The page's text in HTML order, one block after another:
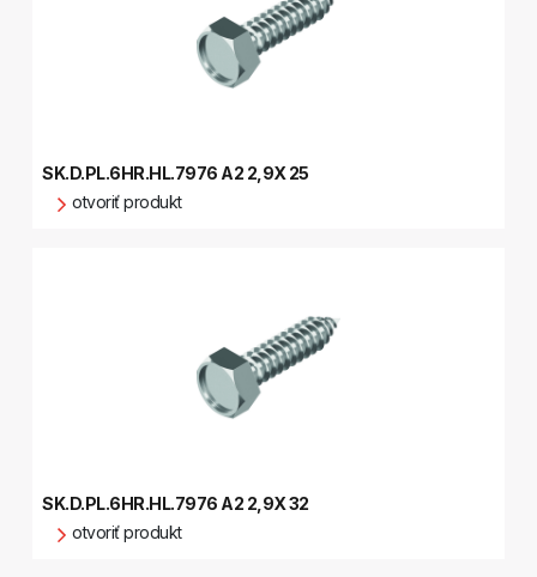
SK.D.PL.6HR.HL.7976 A2 2,9X 25
otvoriť produkt
SK.D.PL.6HR.HL.7976 A2 2,9X 32
otvoriť produkt